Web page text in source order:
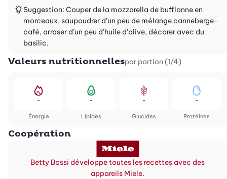
Suggestion: Couper de la mozzarella de bufflonne en
morceaux, saupoudrer d’un peu de mélange canneberge-
café, arroser d’un peu d’huile d’olive, décorer avec du
basilic.
Valeurs nutritionnellespar portion (1/4)
Énergie
-
Lipides
-
Glucides
-
Protéines
-
Coopération
Betty Bossi développe toutes les recettes avec des
appareils Miele.